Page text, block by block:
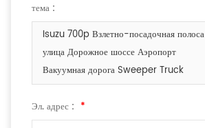
тема :
Isuzu 700p Взлетно-посадочная полоса
улица Дорожное шоссе Аэропорт
Вакуумная дорога Sweeper Truck
Эл. адрес : *